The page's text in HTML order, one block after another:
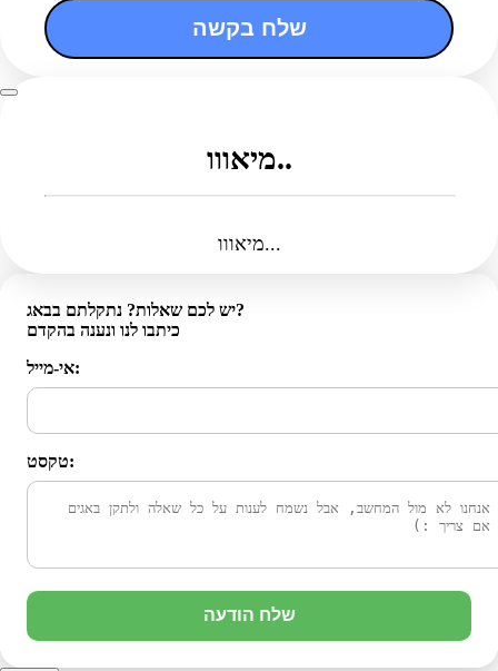
שלח בקשה
מיאווו..
מיאווו...
יש לכם שאלות? נתקלתם בבאג?
כיתבו לנו ונענה בהקדם
אי-מייל:
טקסט:
שלח הודעה